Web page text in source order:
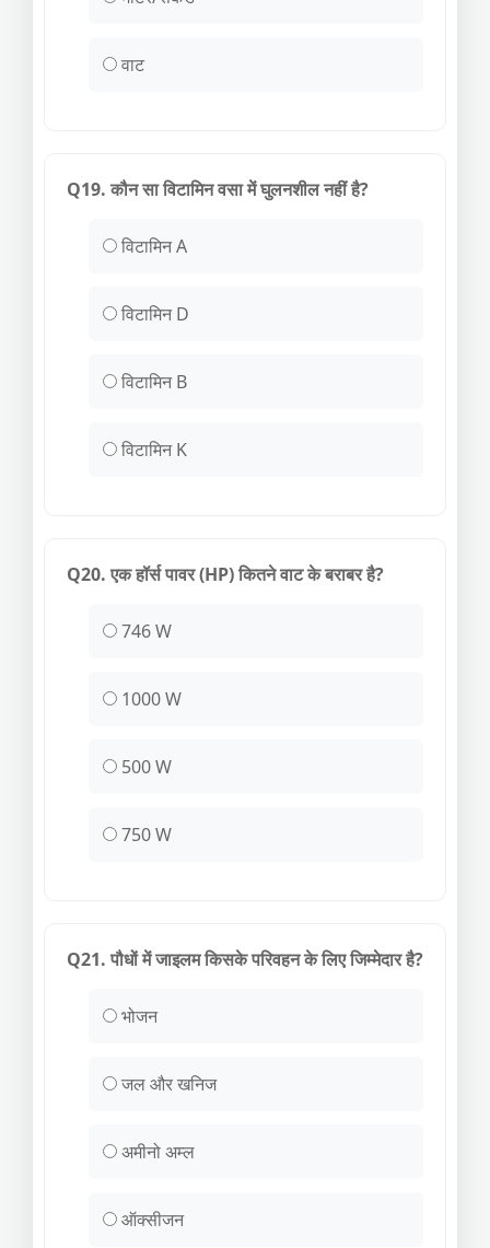
वाट
Q19. कौन सा विटामिन वसा में घुलनशील नहीं है?
विटामिन A
विटामिन D
विटामिन B
विटामिन K
Q20. एक हॉर्स पावर (HP) कितने वाट के बराबर है?
746 W
1000 W
500 W
750 W
Q21. पौधों में जाइलम किसके परिवहन के लिए जिम्मेदार है?
भोजन
जल और खनिज
अमीनो अम्ल
ऑक्सीजन